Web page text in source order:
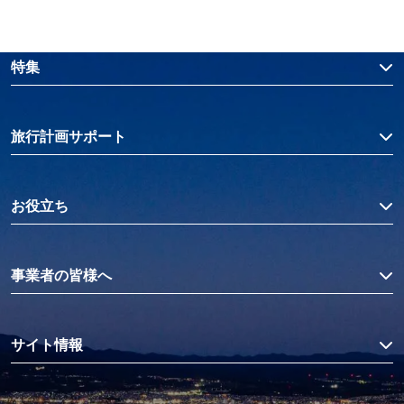
特集
旅行計画サポート
お役立ち
事業者の皆様へ
サイト情報